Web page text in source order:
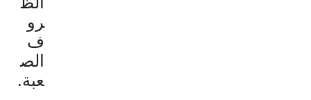
رو
ف
الص
عبة.